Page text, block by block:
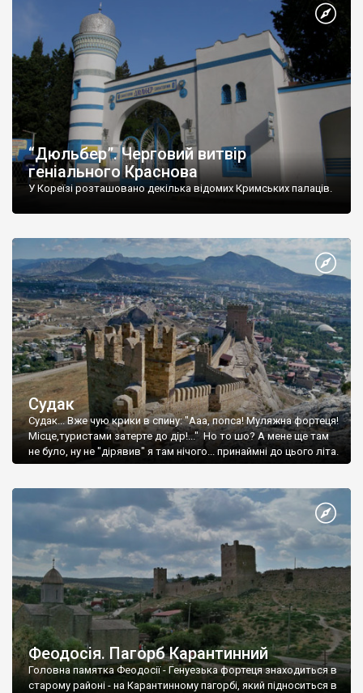
“Дюльбер”. Черговий витвір
геніального Краснова
У Кореїзі розташовано декілька відомих Кримських палаців.
Судак
Судак... Вже чую крики в спину: "Ааа, попса! Муляжна фортеця!
Місце,туристами затерте до дір!..." Но то шо? А мене ще там
не було, ну не "дірявив" я там нічого... принаймні до цього літа.
Феодосія. Пагорб Карантинний
Головна памятка Феодосії - Генуезька фортеця знаходиться в
старому районі - на Карантинному пагорбі, який підноситься в